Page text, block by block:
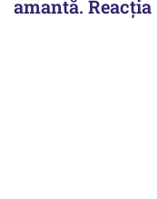
amantă. Reacția